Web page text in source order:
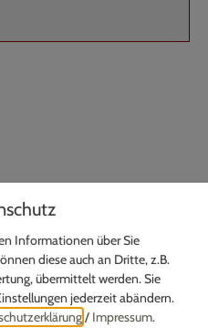
jpeg, png, pdf, zip
Informationen über Sie
diese auch an Dritte, z.B.
übermittelt werden. Sie
jederzeit abändern.
/ Impressum.